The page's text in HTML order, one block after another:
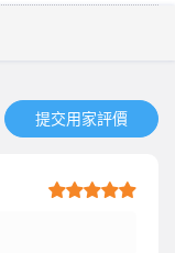
提交用家評價​